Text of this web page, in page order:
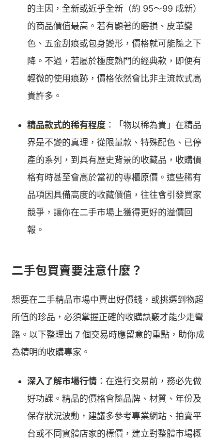
的主因，全新或近乎全新（約 95～99 成新）
的商品價值最高。若有顯著的磨損、皮革變
色、五金刮痕或包身變形，價格就可能隨之下
降。不過，若屬於極度熱門的經典款，即便有
輕微的使用痕跡，價格依然會比非主流款式高
貴許多。
精品款式的稀有程度 ：「物以稀為貴」在精品
界是不變的真理，從限量款、特殊配色、已停
產的系列，到具有歷史背景的收藏品，收購價
格有時甚至會高於當初的專櫃原價。這些稀有
品項因具備高度的收藏價值，往往會引發買家
競爭，讓你在二手市場上獲得更好的溢價回
報。
二手包買賣要注意什麼？
想要在二手精品市場中賣出好價錢，或挑選到物超
所值的珍品，必須掌握正確的收購訣竅才能少走彎
路。以下整理出 7 個交易時應留意的重點，助你成
為精明的收購專家。
深入了解市場行情 ：在進行交易前，務必先做
好功課。精品的價格會隨品牌、材質、年份及
保存狀況波動，建議多參考專業網站、拍賣平
台或不同實體店家的標價，建立對整體市場概